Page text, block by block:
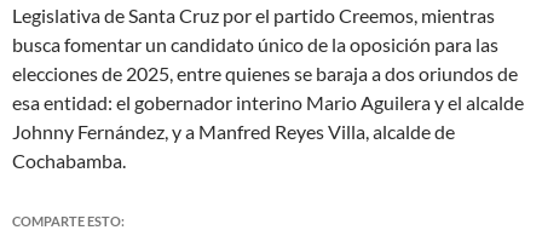
Legislativa de Santa Cruz por el partido Creemos, mientras
busca fomentar un candidato único de la oposición para las
elecciones de 2025, entre quienes se baraja a dos oriundos de
esa entidad: el gobernador interino Mario Aguilera y el alcalde
Johnny Fernández, y a Manfred Reyes Villa, alcalde de
Cochabamba.
COMPARTE ESTO: